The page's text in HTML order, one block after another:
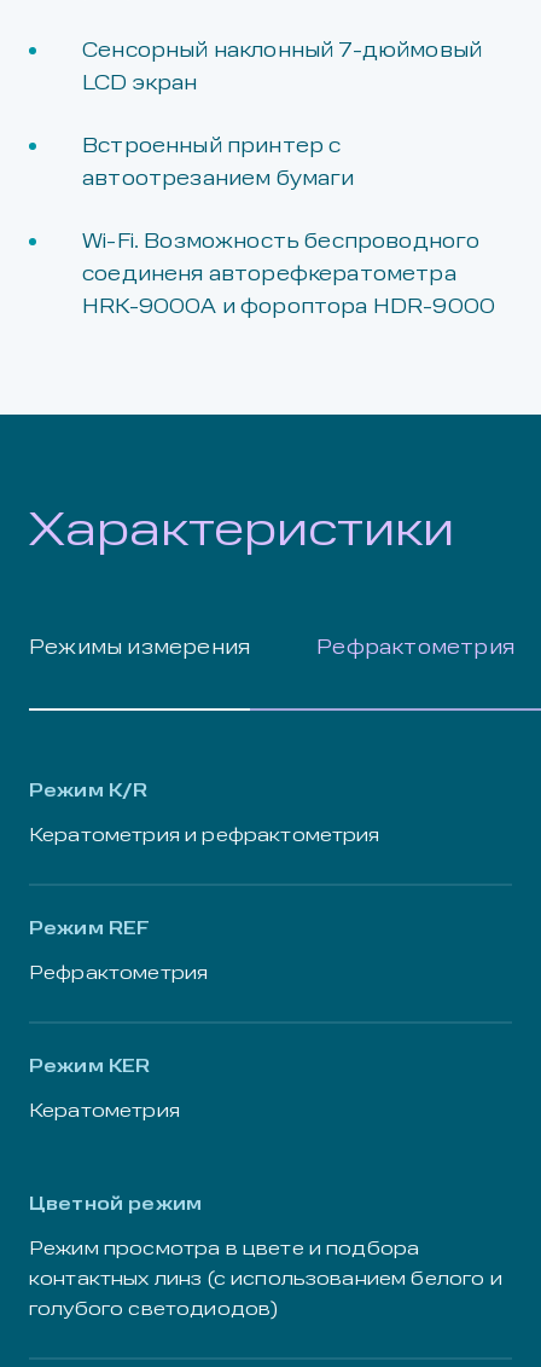
Сенсорный наклонный 7-дюймовый
LCD экран
Встроенный принтер с
автоотрезанием бумаги
Wi-Fi. Возможность беспроводного
соединеня авторефкератометра
HRK-9000А и фороптора HDR-9000
Характеристики
Режимы измерения Рефрактометрия
Режим K/R
Кератометрия и рефрактометрия
Режим REF
Рефрактометрия
Режим KER
Кератометрия
Цветной режим
Режим просмотра в цвете и подбора
контактных линз (с использованием белого и
голубого светодиодов)